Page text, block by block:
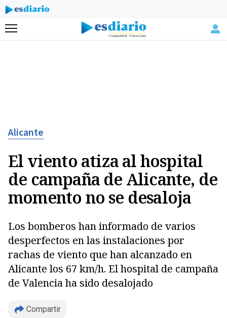
Menú
Alicante
El viento atiza al hospital
de campaña de Alicante, de
momento no se desaloja
Los bomberos han informado de varios
desperfectos en las instalaciones por
rachas de viento que han alcanzado en
Alicante los 67 km/h. El hospital de campaña
de Valencia ha sido desalojado
Compartir